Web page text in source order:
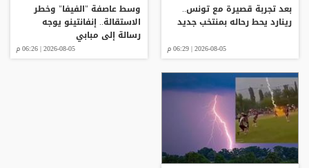
بعد تجربة قصيرة مع تونس..
رينارد يحط رحاله بمنتخب جديد
2026-08-05 | 06:29 م
وسط عاصفة "الفيفا" وخطر
الاستقالة.. إنفانتينو يوجه
رسالة إلى مبابي
2026-08-05 | 06:26 م